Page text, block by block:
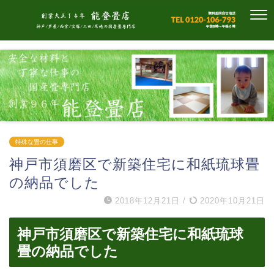
特殊な畳の仕事
神戸市須磨区で新築住宅に和紙琉球畳
の納品でした
2018年12月21日 / 2020年10月21日
神戸市須磨区で新築住宅に和紙琉球
畳の納品でした